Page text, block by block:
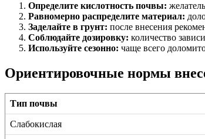
Определите кислотность почвы:
Равномерно распределите материал:
Заделайте в грунт: после внесения
Соблюдайте дозировку: количество
Используйте сезонно: чаще всего
Ориентировочные нормы
Тип почвы
Слабокислая